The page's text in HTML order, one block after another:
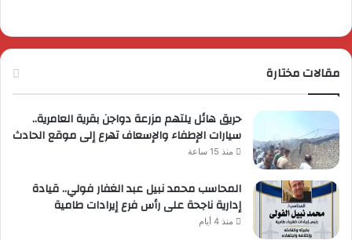
مقالات مختارة
حريق هائل يلتهم مزرعة دواجن بقرية العامرية..
سيارات الإطفاء والإسعاف تهرع إلى موقع الحادث
منذ 15 ساعة
المحاسب محمد نبيل عبد الغفار فولي.. قيادة
إدارية ناجحة على رأس فرع إيرادات طامية
منذ 4 أيام